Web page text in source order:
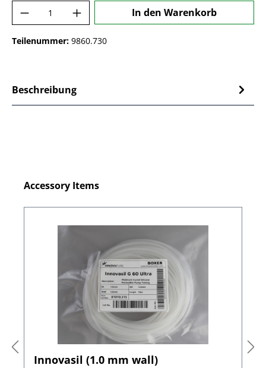
Produkt Anzahl: Gib den gewünschten
In den Warenkorb
Teilenummer: 9860.730
Beschreibung
Produktgalerie überspringen
Accessory Items
Innovasil (1.0 mm wall)